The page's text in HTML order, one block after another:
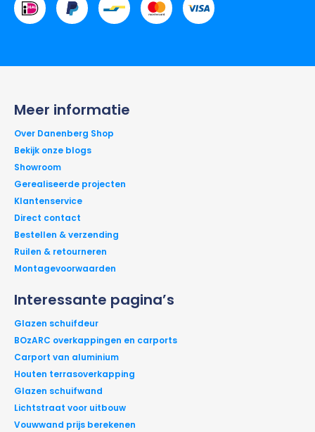
Interessante pagina’s
Glazen schuifdeur
BOzARC overkappingen en carports
Carport van aluminium
Houten terrasoverkapping
Glazen schuifwand
Lichtstraat voor uitbouw
Vouwwand prijs berekenen
Meer informatie
Over Danenberg Shop
Bekijk onze blogs
Showroom
Gerealiseerde projecten
Klantenservice
Direct contact
Bestellen & verzending
Ruilen & retourneren
Montagevoorwaarden